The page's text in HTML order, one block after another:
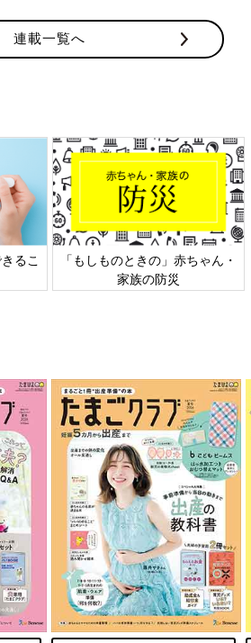
連載一覧へ
るこ
「もしものときの」赤ちゃん・
家族の防災